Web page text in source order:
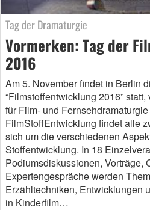
Tag der Dramaturgie
Vormerken: Tag der
2016
Am 5. November findet in Berlin
“Filmstoffentwicklung 2016”
für Film- und
FilmStoffEntwicklung findet alle
sich um die verschiedenen
Stoffentwicklung. In 18
Podiumsdiskussionen, Vorträge,
Expertengespräche werden
Erzähltechniken, Entwicklungen
in Kinderfilm…